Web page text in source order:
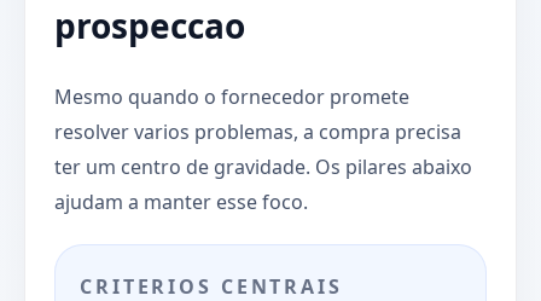
prospeccao
Mesmo quando o fornecedor promete
resolver varios problemas, a compra precisa
ter um centro de gravidade. Os pilares abaixo
ajudam a manter esse foco.
CRITERIOS CENTRAIS